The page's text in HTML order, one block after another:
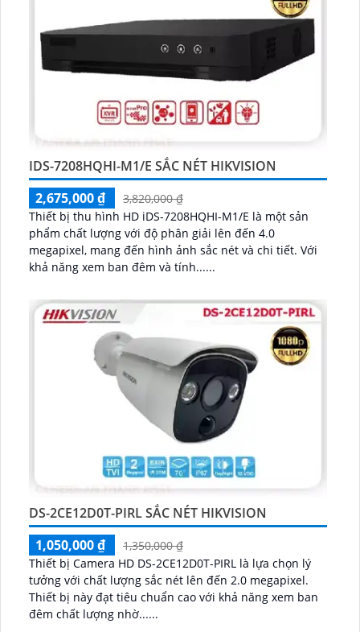
IDS-7208HQHI-M1/E SẮC NÉT HIKVISION
2,675,000 ₫
3,820,000 ₫
Thiết bị thu hình HD iDS-7208HQHI-M1/E là một sản
phẩm chất lượng với độ phân giải lên đến 4.0
megapixel, mang đến hình ảnh sắc nét và chi tiết. Với
khả năng xem ban đêm và tính......
DS-2CE12D0T-PIRL SẮC NÉT HIKVISION
1,050,000 ₫
1,350,000 ₫
Thiết bị Camera HD DS-2CE12D0T-PIRL là lựa chọn lý
tưởng với chất lượng sắc nét lên đến 2.0 megapixel.
Thiết bị này đạt tiêu chuẩn cao với khả năng xem ban
đêm chất lượng nhờ......